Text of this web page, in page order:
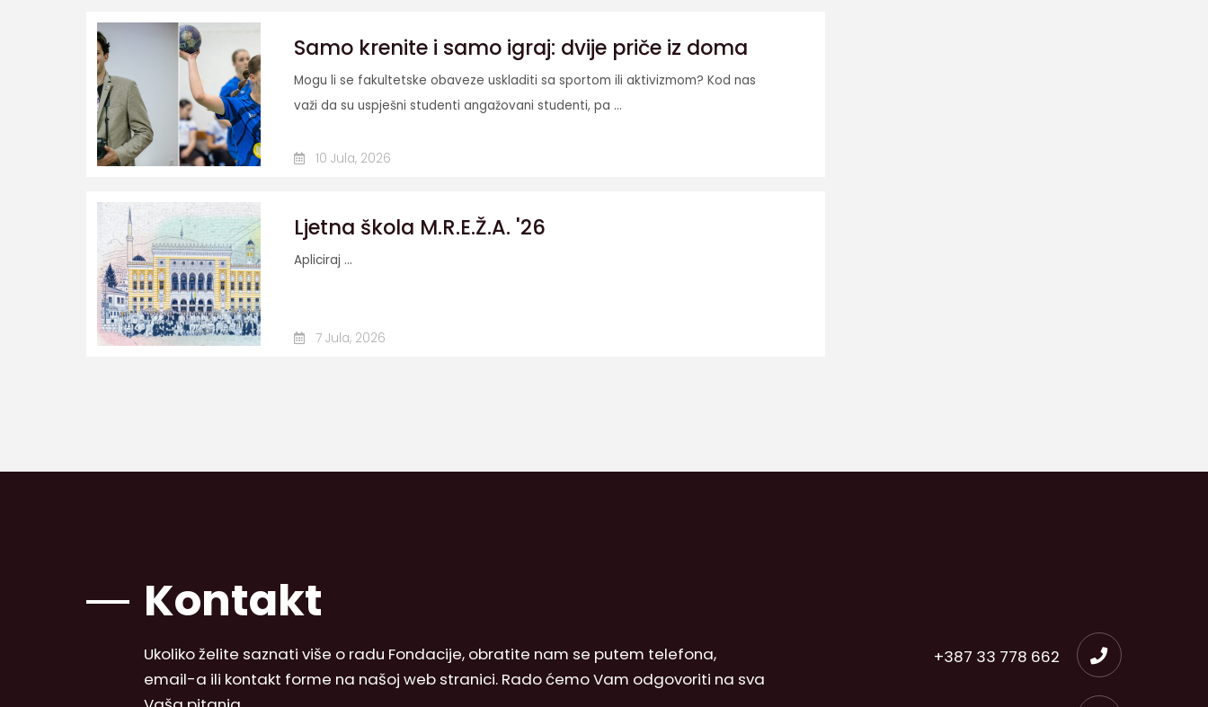
Samo krenite i samo igraj: dvije priče iz doma
Mogu li se fakultetske obaveze uskladiti sa sportom ili aktivizmom? Kod nas
važi da su uspješni studenti angažovani studenti, pa ...
10 Jula, 2026
Ljetna škola M.R.E.Ž.A. '26
Apliciraj ...
7 Jula, 2026
Kontakt
Ukoliko želite saznati više o radu Fondacije, obratite nam se putem telefona,
email-a ili kontakt forme na našoj web stranici. Rado ćemo Vam odgovoriti na sva
+387 33 778 662